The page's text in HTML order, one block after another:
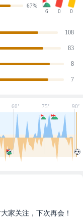
67%
6
0 0
108
83
8
7
60’ 75’ 90’
家关注，下次再会！